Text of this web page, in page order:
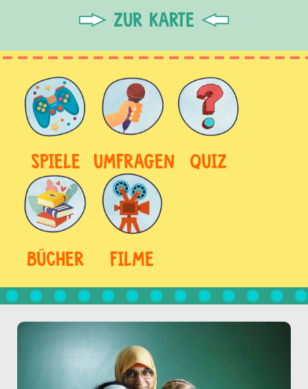
ZUR KARTE
SPIELE UMFRAGEN QUIZ
BÜCHER FILME